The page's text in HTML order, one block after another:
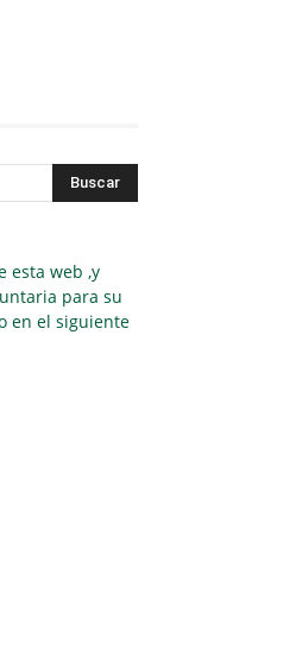
esta web ,y
para su
en el siguiente